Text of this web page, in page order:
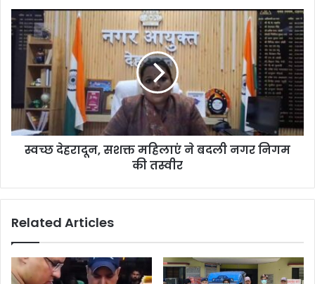
स्वच्छ देहरादून, सशक्त महिलाएं ने बदली नगर निगम
की तस्वीर
Related Articles